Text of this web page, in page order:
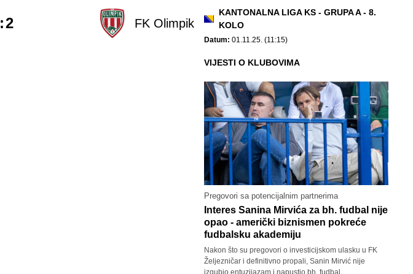
FK Olimpik
:2
KANTONALNA LIGA KS - GRUPA A - 8.
KOLO
Datum: 01.11.25. (11:15)
VIJESTI O KLUBOVIMA
Pregovori sa potencijalnim partnerima
Interes Sanina Mirvića za bh. fudbal nije
opao - američki biznismen pokreće
fudbalsku akademiju
Nakon što su pregovori o investicijskom ulasku u FK
Željezničar i definitivno propali, Sanin Mirvić nije
izgubio entuzijazam i napustio bh. fudbal.